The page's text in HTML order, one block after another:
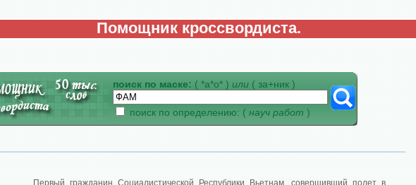
Помощник кроссвордиста.
поиск по маске: ( *а*о* ) или ( за+ник )
поиск по определению: ( науч работ )
Первый гражданин Социалистической Республики Вьетнам, совершивший полет в